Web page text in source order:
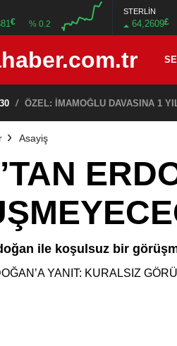
€ % 0.2
STERLİN
64,2609£
/ KORKUNÇ VE ORGANİZE
Asayiş
ile koşulsuz bir